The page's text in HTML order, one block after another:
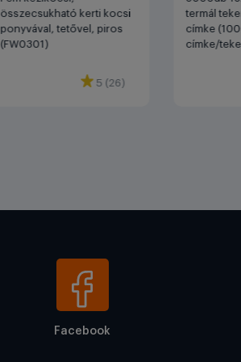
összecsukható kerti kocsi
ponyvával, tetővel, piros
(FW0301)
5 (26)
termál
címke
címke/
Facebook